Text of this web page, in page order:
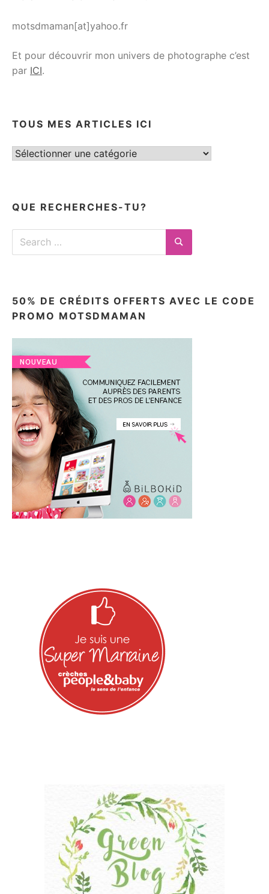
motsdmaman[at]yahoo.fr
Et pour découvrir mon univers de photographe c’est
par ICI.
TOUS MES ARTICLES ICI
Tous
QUE RECHERCHES-TU?
Search
Search
50% DE CRÉDITS OFFERTS AVEC LE CODE
PROMO MOTSDMAMAN